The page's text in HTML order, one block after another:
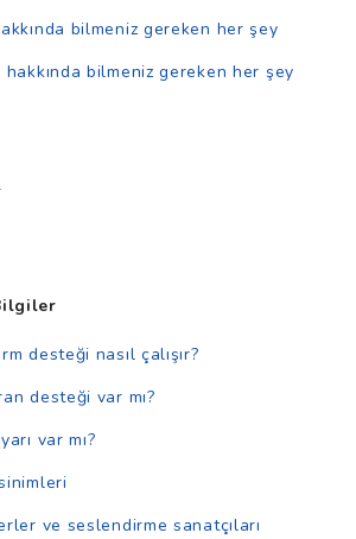
bilmeniz gereken her şey
bilmeniz gereken her şey
desteği nasıl çalışır?
desteği var mı?
var mı?
ve seslendirme sanatçıları